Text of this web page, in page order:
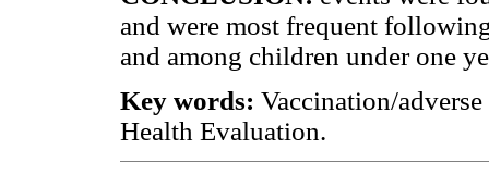
and were most frequent
and among children under one
Key words: Vaccination/
Health Evaluation.